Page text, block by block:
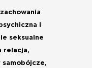
i
seksualne
relacja,